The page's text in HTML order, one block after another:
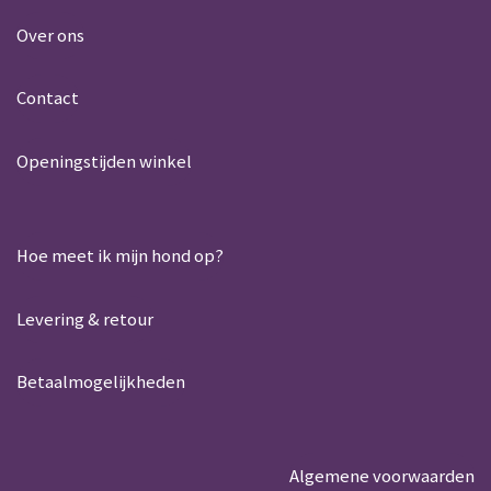
t
p
Over ons
Contact
Openingstijden winkel
Hoe meet ik mijn hond op?
Levering & retour
Betaalmogelijkheden
Algemene voorwaarden